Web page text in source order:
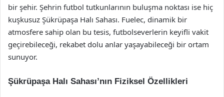
bir şehir. Şehrin futbol tutkunlarının buluşma noktası ise hiç
kuşkusuz Şükrüpaşa Halı Sahası. Fuelec, dinamik bir
atmosfere sahip olan bu tesis, futbolseverlerin keyifli vakit
geçirebileceği, rekabet dolu anlar yaşayabileceği bir ortam
sunuyor.
Şükrüpaşa Halı Sahası’nın Fiziksel Özellikleri